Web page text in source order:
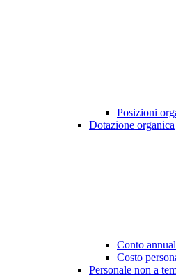
Posizioni
Dotazione organica
Conto
Costo
Personale non a